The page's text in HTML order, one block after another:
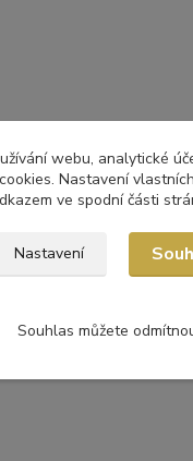
webu, analytické
Nastavení
ve spodní části
Nastavení
Souhlas můžete